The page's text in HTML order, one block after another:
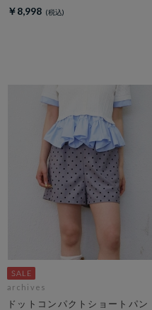
￥8,998
archives
ドットコンパクトショートパン